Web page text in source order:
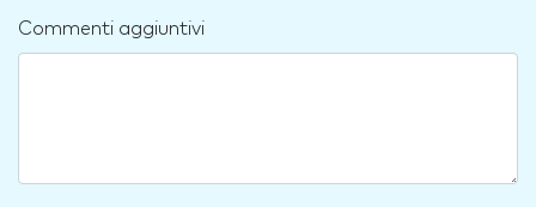
Commenti aggiuntivi